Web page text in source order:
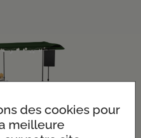
des cookies pour
meilleure